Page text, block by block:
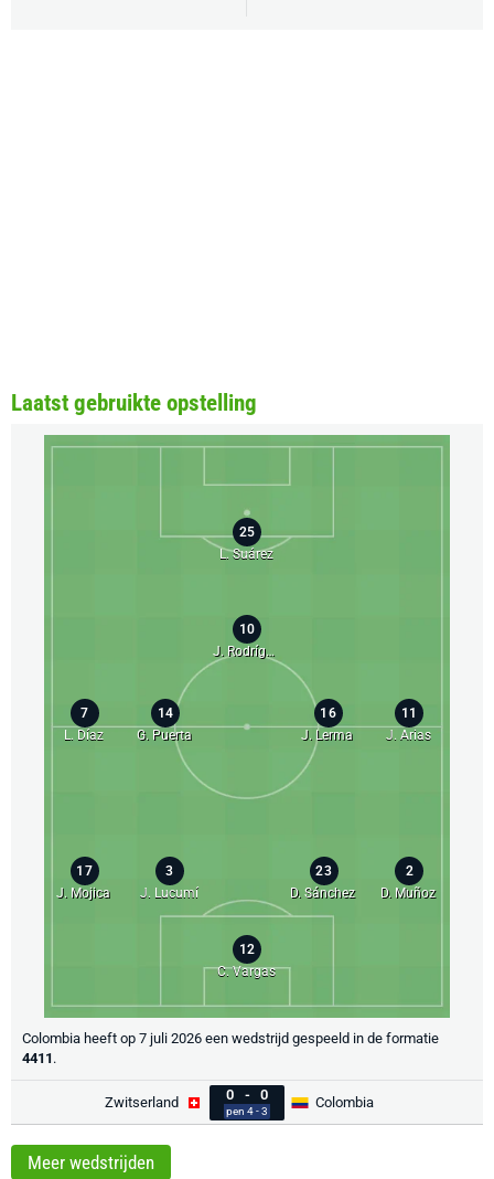
Laatst gebruikte opstelling
12
C. Vargas
2
D. Muñoz
17
J. Mojica
16
J. Lerma
23
D. Sánchez
3
J. Lucumí
11
J. Arias
14
G. Puerta
25
L. Suárez
10
J. Rodríguez
7
L. Díaz
Colombia heeft op 7 juli 2026 een wedstrijd gespeeld in de formatie
4411 .
Zwitserland 0 - 0
pen 4 - 3
Colombia
Meer wedstrijden